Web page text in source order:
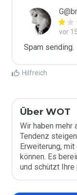
vor
Spam sending.
Hilfreich
Über WOT
Wir haben
Tendenz
Erweiterung,
können. Es
und schützt Ihre